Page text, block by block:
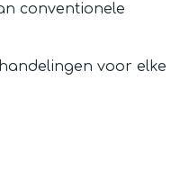
conventionele
voor elke